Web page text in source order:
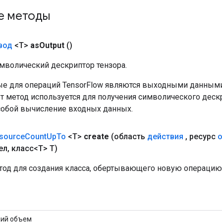
методы
<T> asOutput ()
дескриптор тензора.
для операций TensorFlow являются выходными
метод используется для получения символического
вычисление входных данных.
CountUpTo <T> create (область действия , ресурс
, класс<T> T)
для создания класса, обертывающего новую операцию
объем